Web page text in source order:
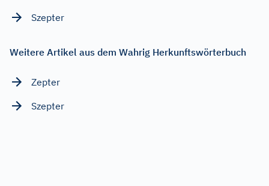
Szepter
Weitere Artikel aus dem Wahrig Herkunftswörterbuch
Zepter
Szepter